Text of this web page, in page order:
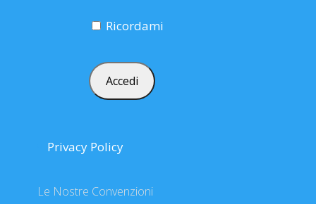
Ricordami
Privacy Policy
Le Nostre Convenzioni